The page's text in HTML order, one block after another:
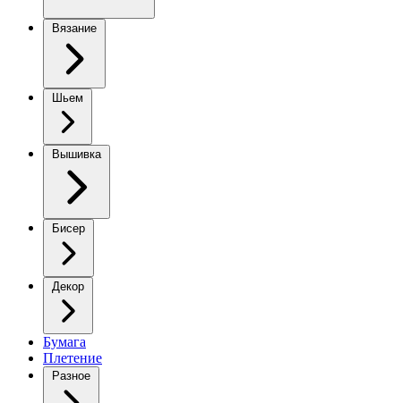
Вязание
Шьем
Вышивка
Бисер
Декор
Бумага
Плетение
Разное